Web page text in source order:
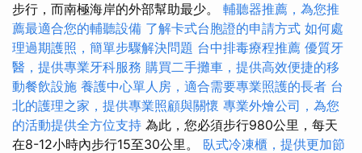
步行，而南極海岸的外部幫助最少。 輔聽器推薦，為您推
薦最適合您的輔聽設備 了解卡式台胞證的申請方式 如何處
理過期護照，簡單步驟解決問題 台中排毒療程推薦 優質牙
醫，提供專業牙科服務 購買二手攤車，提供高效便捷的移
動餐飲設施 養護中心單人房，適合需要專業照護的長者 台
北的護理之家，提供專業照顧與關懷 專業外燴公司，為您
的活動提供全方位支持 為此，您必須步行980公里，每天
在8-12小時內步行15至30公里。 臥式冷凍櫃，提供更加節